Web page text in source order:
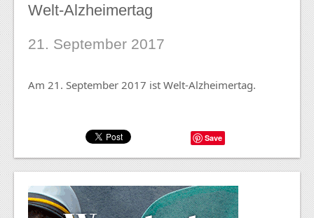
Welt-Alzheimertag
21. September 2017
Am 21. September 2017 ist Welt-Alzheimertag.
Save